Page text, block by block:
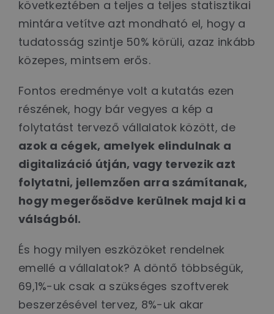
következtében a teljes a teljes statisztikai
mintára vetítve azt mondható el, hogy a
tudatosság szintje 50% körüli, azaz inkább
közepes, mintsem erős.
Fontos eredménye volt a kutatás ezen
részének, hogy bár vegyes a kép a
folytatást tervező vállalatok között, de
azok a cégek, amelyek elindulnak a
digitalizáció útján, vagy tervezik azt
folytatni, jellemzően arra számítanak,
hogy megerősödve kerülnek majd ki a
válságból.
És hogy milyen eszközöket rendelnek
emellé a vállalatok? A döntő többségük,
69,1%-uk csak a szükséges szoftverek
beszerzésével tervez, 8%-uk akar